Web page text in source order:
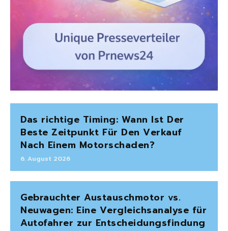
Das richtige Timing: Wann Ist Der
Beste Zeitpunkt Für Den Verkauf
Nach Einem Motorschaden?
6. August 2026
Gebrauchter Austauschmotor vs.
Neuwagen: Eine Vergleichsanalyse für
Autofahrer zur Entscheidungsfindung